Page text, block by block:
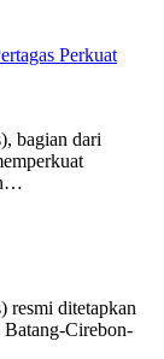
Perkuat
bagian dari
resmi ditetapkan
Batang-Cirebon-